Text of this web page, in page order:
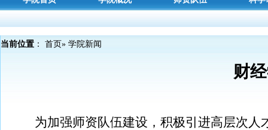
当前位置 ： 首页» 学院新闻
财
为加强师资队伍建设，积极引进高层次人